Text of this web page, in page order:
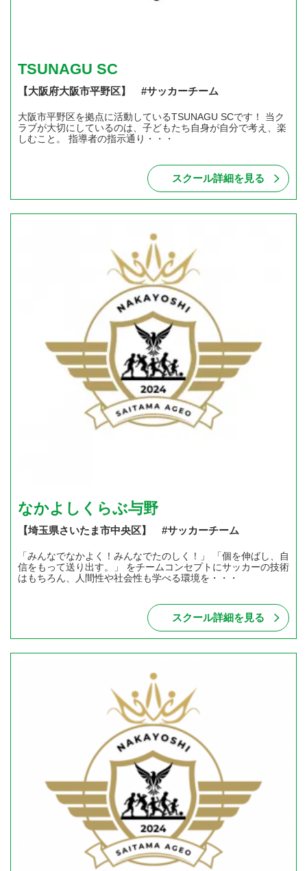
TSUNAGU SC
【大阪府大阪市平野区】 #サッカーチーム
大阪市平野区を拠点に活動しているTSUNAGU SCです！ 当ク
ラブが大切にしているのは、子どもたち自身が自分で考え、楽
しむこと。 指導者の指示通り・・・
スクール詳細を見る
なかよしくらぶ与野
【埼玉県さいたま市中央区】 #サッカーチーム
「みんなでなかよく！みんなでたのしく！」 「個を伸ばし、自
信をもって送り出す。」 をチームコンセプトにサッカーの技術
はもちろん、人間性や社会性も学べる環境を・・・
スクール詳細を見る